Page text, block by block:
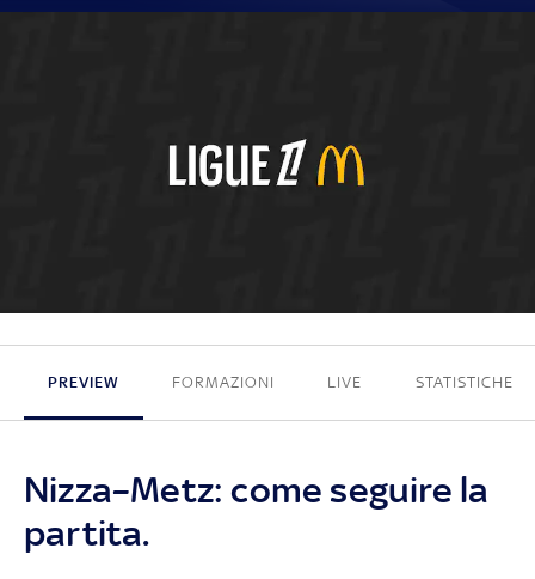
0 - 0
PREVIEW FORMAZIONI LIVE STATISTICHE
Nizza–Metz: come seguire la
partita.